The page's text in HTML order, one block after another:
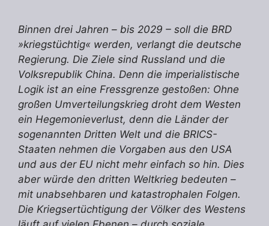
Binnen drei Jahren – bis 2029 – soll die BRD
»kriegstüchtig« werden, verlangt die deutsche
Regierung. Die Ziele sind Russland und die
Volksrepublik China. Denn die imperialistische
Logik ist an eine Fressgrenze gestoßen: Ohne
großen Umverteilungskrieg droht dem Westen
ein Hegemonieverlust, denn die Länder der
sogenannten Dritten Welt und die BRICS-
Staaten nehmen die Vorgaben aus den USA
und aus der EU nicht mehr einfach so hin. Dies
aber würde den dritten Weltkrieg bedeuten –
mit unabsehbaren und katastrophalen Folgen.
Die Kriegsertüchtigung der Völker des Westens